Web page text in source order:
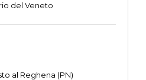
del Veneto
al Reghena (PN)